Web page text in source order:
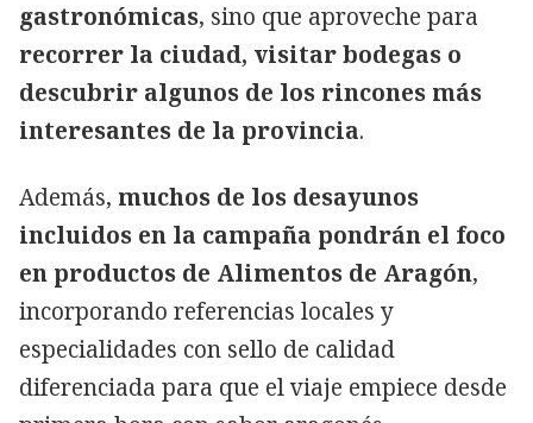
gastronómicas, sino que aproveche para
recorrer la ciudad, visitar bodegas o
descubrir algunos de los rincones más
interesantes de la provincia.
Además, muchos de los desayunos
incluidos en la campaña pondrán el foco
en productos de Alimentos de Aragón,
incorporando referencias locales y
especialidades con sello de calidad
diferenciada para que el viaje empiece desde